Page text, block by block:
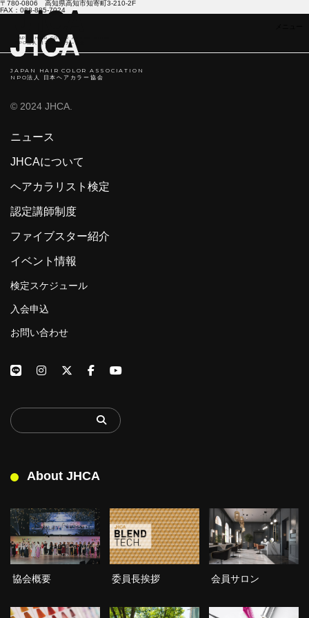
JAPAN HAIR COLOR ASSOCIATION
NPO法人 日本ヘアカラ―協会
〒780-0806 高知県高知市知寄町3-210-2F
FAX：088-885-7024
JAPAN HAIR COLOR ASSOCIATION
NPO法人 日本ヘアカラー協会
© 2024 JHCA.
ニュース
JHCAについて
ヘアカラリスト検定
認定講師制度
ファイブスター紹介
イベント情報
検定スケジュール
入会申込
お問い合わせ
About JHCA
協会概要 委員長挨拶 会員サロン